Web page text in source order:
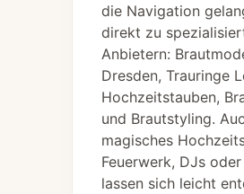
die Navigation
direkt zu
Anbietern:
Dresden, Trauringe
Hochzeitstauben,
und Brautstyling.
magisches
Feuerwerk, DJs
lassen sich leicht